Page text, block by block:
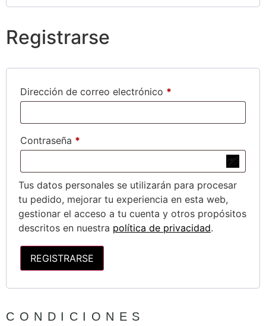
Registrarse
Dirección de correo electrónico *
Contraseña *
Tus datos personales se utilizarán para procesar
tu pedido, mejorar tu experiencia en esta web,
gestionar el acceso a tu cuenta y otros propósitos
descritos en nuestra política de privacidad.
REGISTRARSE
CONDICIONES